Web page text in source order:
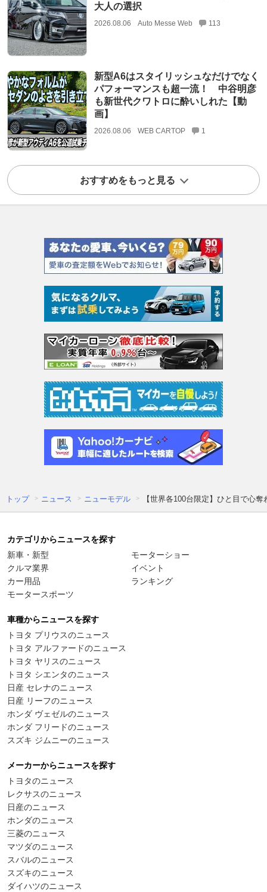
大人の選択
2026.08.06 Auto Messe Web 113
新型A6はスタイリッシュなだけでなく
パフォーマンスも超一流！ 中谷明彦
も新世代クワトロに酔いしれた【動
画】
2026.08.06 WEB CARTOP 1
おすすめをもっと見る
トップ ニュース ニューモデル 【世界各100台限定】ひと目で心
カテゴリからニュースを探す
新車・新型
クルマ業界
カー用品
モータースポーツ
モーターショー
イベント
ランキング
車種からニュースを探す
トヨタ プリウスのニュース
トヨタ アルファードのニュース
トヨタ ヤリスのニュース
トヨタ シエンタのニュース
日産 セレナのニュース
日産 リーフのニュース
ホンダ ヴェゼルのニュース
ホンダ フリードのニュース
スズキ ジムニーのニュース
メーカーからニュースを探す
トヨタのニュース
レクサスのニュース
日産のニュース
ホンダのニュース
三菱のニュース
マツダのニュース
スバルのニュース
スズキのニュース
ダイハツのニュース